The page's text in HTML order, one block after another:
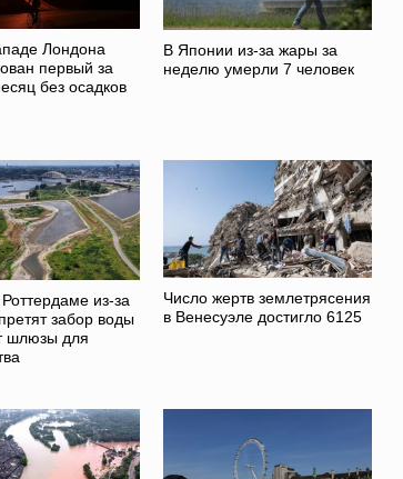
Лондона
первый за
без осадков
В Японии из-за жары за
неделю умерли 7 человек
из-за
забор воды
шлюзы для
Число жертв землетрясения
в Венесуэле достигло 6125